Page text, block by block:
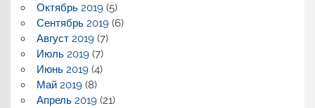
Октябрь 2019(5)
Сентябрь 2019(6)
Август 2019(7)
Июль 2019(7)
Июнь 2019(4)
Май 2019(8)
Апрель 2019(21)